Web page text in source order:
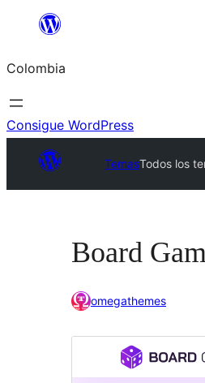
Saltar
contenido
Colombia
Consigue WordPress
TemasTodos los
Board
omegathemes